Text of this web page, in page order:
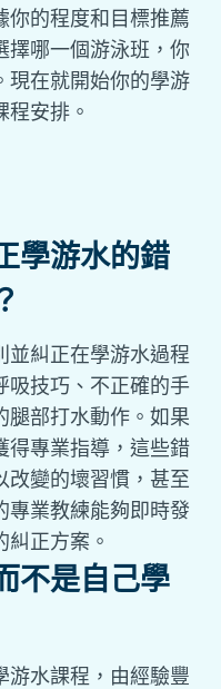
你的程度和目標推薦
擇哪一個游泳班，你
現在就開始你的學游
安排。
學游水的錯
並糾正在學游水過程
吸技巧、不正確的手
腿部打水動作。如果
得專業指導，這些錯
改變的壞習慣，甚至
專業教練能夠即時發
正方案。
不是自己學
游水課程，由經驗豐